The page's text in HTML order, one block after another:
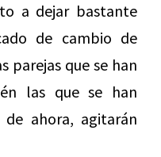
a dejar bastante
de cambio de
parejas que se han
las que se han
ahora, agitarán